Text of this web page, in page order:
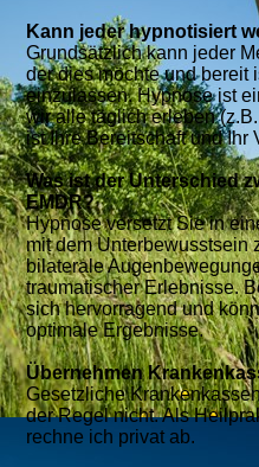
Kann jeder hypnotisiert
Grundsätzlich kann jeder
der dies möchte und bereit
einzulassen. Hypnose ist
wir alle täglich erleben
ist Ihre Bereitschaft und Ihr
Was ist der Unterschied
EMDR?
Hypnose versetzt Sie in
mit dem Unterbewusstsein
bilaterale
traumatischer Erlebnisse.
sich hervorragend und
optimale Ergebnisse.
Übernehmen
Gesetzliche
der Regel nicht. Als
rechne ich privat ab.